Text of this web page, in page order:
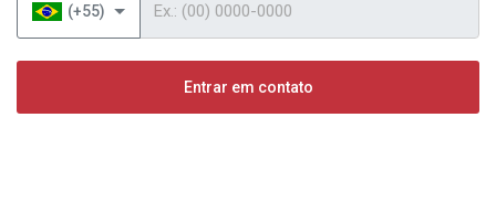
(+55)
Entrar em contato